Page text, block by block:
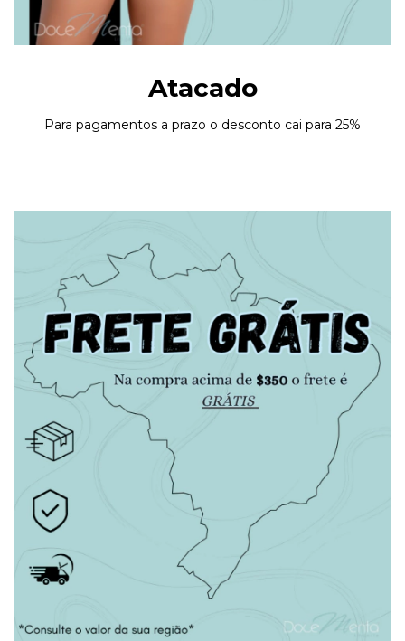
Atacado
Para pagamentos a prazo o desconto cai para 25%